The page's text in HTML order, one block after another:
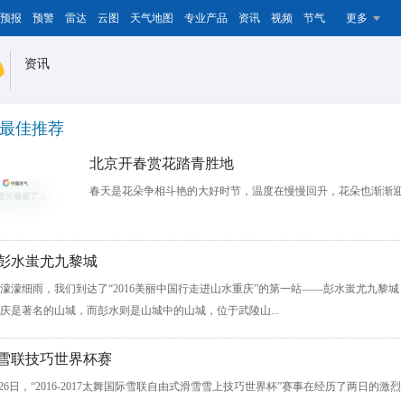
预报 预警 雷达 云图 天气地图 专业产品 资讯 视频 节气 更多
资讯
最佳推荐
北京开春赏花踏青胜地
春天是花朵争相斗艳的大好时节，温度在慢慢回升，花朵也渐渐
水蚩尤九黎城
濛细雨，我们到达了“2016美丽中国行走进山水重庆”的第一站——彭水蚩尤九黎
是著名的山城，而彭水则是山城中的山城，位于武陵山...
联技巧世界杯赛
日，“2016-2017太舞国际雪联自由式滑雪雪上技巧世界杯”赛事在经历了两日的激